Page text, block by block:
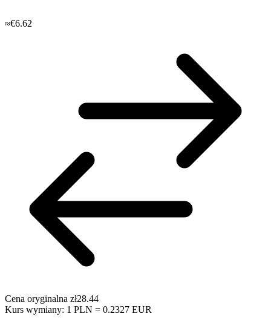
≈€6.62
Cena oryginalna zł28.44
Kurs wymiany: 1 PLN = 0.2327 EUR